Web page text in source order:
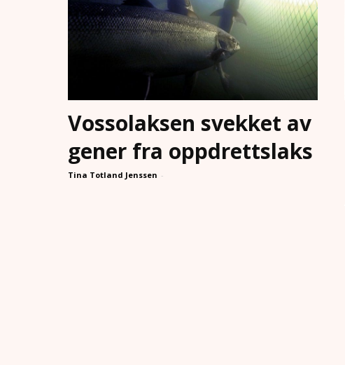
Vossolaksen svekket av
gener fra oppdrettslaks
Tina Totland Jenssen -